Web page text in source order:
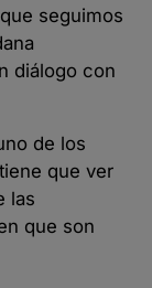
seguimos
diálogo con
de los
que ver
las
que son